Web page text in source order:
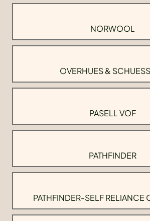
NORWOOL
OVERHUES &
PASELL VOF
PATHFINDER
PATHFINDER-SELF RELIANCE